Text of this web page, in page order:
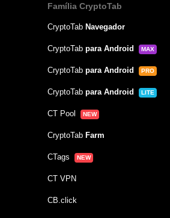
Família CryptoTab
CryptoTab Navegador
CryptoTab para Android MAX
CryptoTab para Android PRO
CryptoTab para Android LITE
CT Pool NEW
CryptoTab Farm
CTags NEW
CT VPN
CB.click